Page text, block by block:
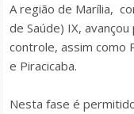
A região de Marília,
de Saúde) IX,
controle, assim como
e Piracicaba.
Nesta fase é